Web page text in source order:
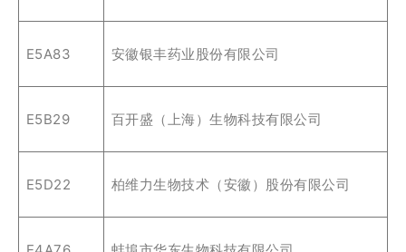
E5A83 安徽银丰药业股份有限公司
E5B29 百开盛（上海）生物科技有限公司
E5D22 柏维力生物技术（安徽）股份有限公司